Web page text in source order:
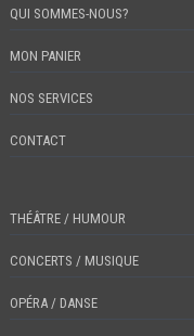
QUI SOMMES-NOUS?
MON PANIER
NOS SERVICES
CONTACT
THÉÂTRE / HUMOUR
CONCERTS / MUSIQUE
OPÉRA / DANSE